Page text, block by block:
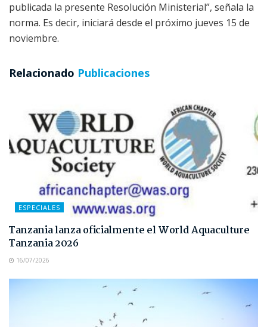
publicada la presente Resolución Ministerial”, señala la
norma. Es decir, iniciará desde el próximo jueves 15 de
noviembre.
Relacionado Publicaciones
ESPECIALES
Tanzania lanza oficialmente el World Aquaculture
Tanzania 2026
16/07/2026